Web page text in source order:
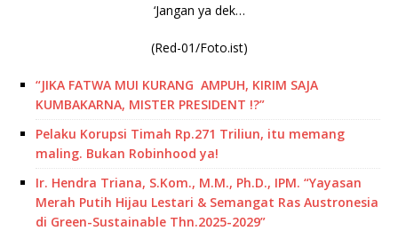
‘Jangan ya dek…
(Red-01/Foto.ist)
“JIKA FATWA MUI KURANG AMPUH, KIRIM SAJA
KUMBAKARNA, MISTER PRESIDENT !?”
Pelaku Korupsi Timah Rp.271 Triliun, itu memang
maling. Bukan Robinhood ya!
Ir. Hendra Triana, S.Kom., M.M., Ph.D., IPM. “Yayasan
Merah Putih Hijau Lestari & Semangat Ras Austronesia
di Green-Sustainable Thn.2025-2029”